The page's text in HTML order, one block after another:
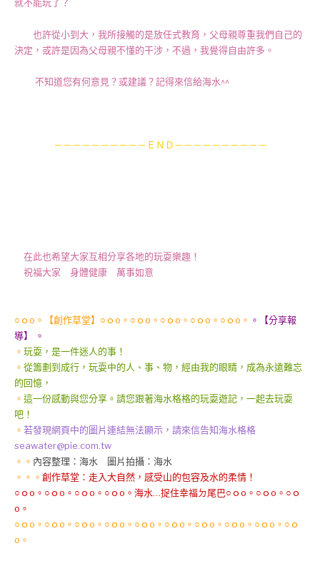
也許從小到大，我所接觸的是放任式教育，父母親尊重我們自己的
決定，或許是因為父母親不懂的干涉，不過，我覺得自由許多。
不知道您有何意見？或建議？記得來信給海水^^
－－－－－－－－－－ＥＮＤ－－－－－－－－－－
在此也希望大家互相分享各地的玩耍樂趣！
祝福大家 身體健康 萬事如意
○ｏo。【創作草堂】○ｏo。○ｏo。○ｏo。○ｏo。○ｏo。 。【分享報
導】 。
。 玩耍，是一件迷人的事！
。 從籌劃到成行，玩耍中的人、事、物，經由我的眼睛，成為永遠難忘
的回憶，
。 這一份感動與您分享。請您跟著海水格格的玩耍遊記，一起去玩耍
吧！
。 若發現網頁中的圖片連結無法顯示，請來信告知海水格格
seawater@pie.com.tw
。。 內容整理：海水 圖片拍攝：海水
。。。 創作草堂：走入大自然，感受山的包容及水的柔情！
○ｏo。○ｏo。○ｏo。○ｏo。海水…捉住幸福ㄉ尾巴○ｏo。○ｏo。○ｏ
o。
○ｏo。○ｏo。○ｏo。○ｏo。○ｏo。○ｏo。○ｏo。○ｏo。○ｏo。○ｏ
o。